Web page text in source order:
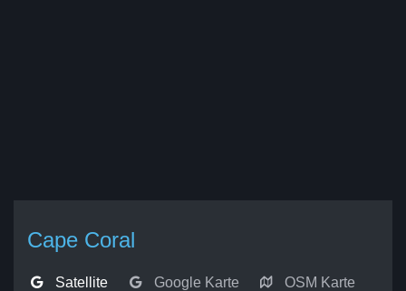
Cape Coral
Satellite Google Karte OSM Karte